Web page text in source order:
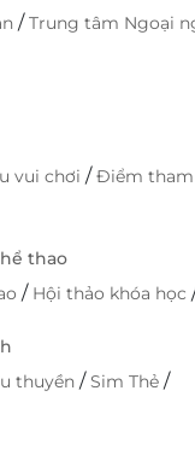
/Trung tâm Ngoại
vui chơi /Điểm tham
thao
/ Hội thảo khóa học
thuyền /Sim Thẻ /